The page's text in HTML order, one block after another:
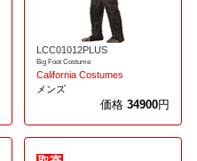
LCC01012PLUS
Big Foot Costume
California Costumes
メンズ
価格 34900円